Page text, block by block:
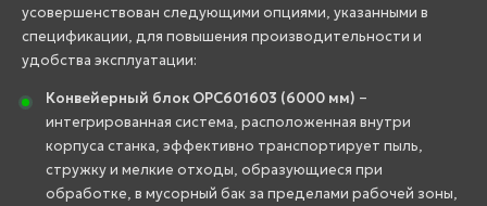
усовершенствован следующими опциями, указанными в
спецификации, для повышения производительности и
удобства эксплуатации:
Конвейерный блок OPC601603 (6000 мм) –
интегрированная система, расположенная внутри
корпуса станка, эффективно транспортирует пыль,
стружку и мелкие отходы, образующиеся при
обработке, в мусорный бак за пределами рабочей зоны,